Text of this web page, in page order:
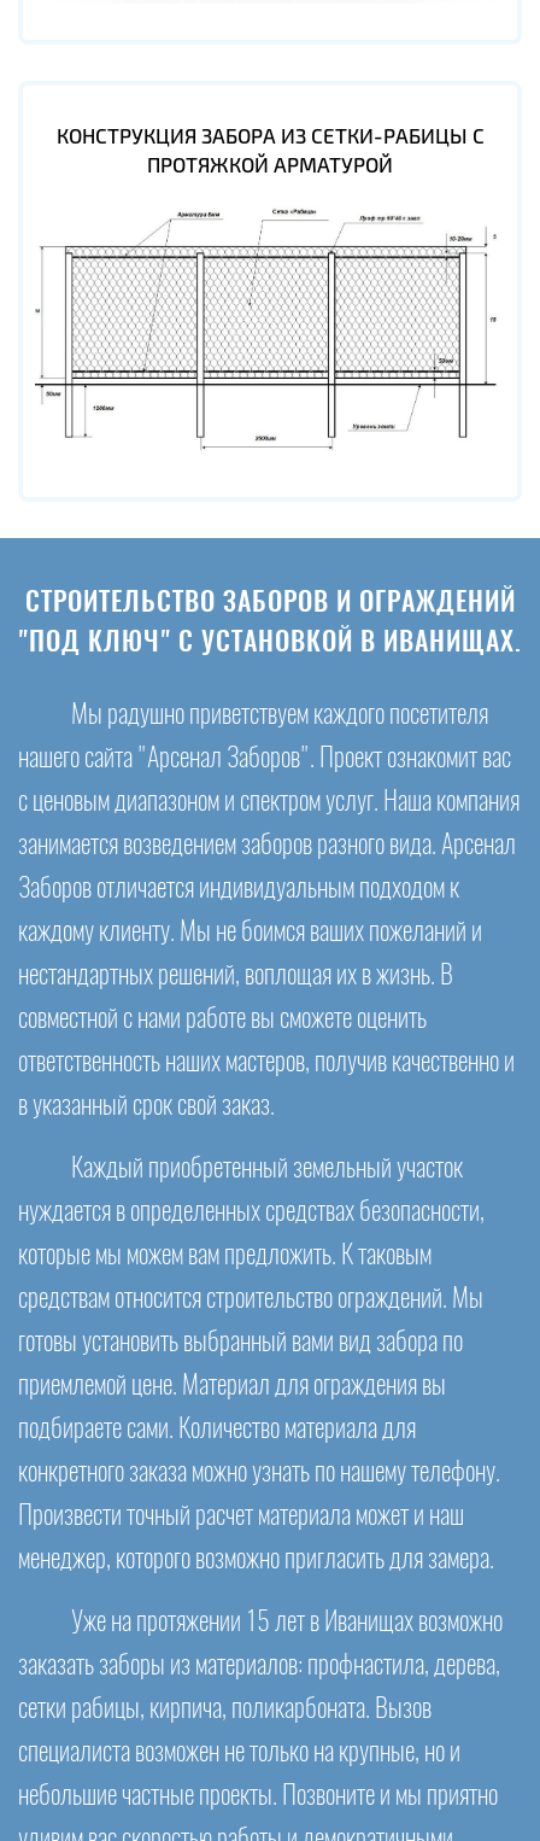
КОНСТРУКЦИЯ ЗАБОРА ИЗ СЕТКИ-РАБИЦЫ С
ПРОТЯЖКОЙ АРМАТУРОЙ
СТРОИТЕЛЬСТВО ЗАБОРОВ И ОГРАЖДЕНИЙ
"ПОД КЛЮЧ" С УСТАНОВКОЙ В ИВАНИЩАХ.
Мы радушно приветствуем каждого посетителя
нашего сайта "Арсенал Заборов". Проект ознакомит вас
с ценовым диапазоном и спектром услуг. Наша компания
занимается возведением заборов разного вида. Арсенал
Заборов отличается индивидуальным подходом к
каждому клиенту. Мы не боимся ваших пожеланий и
нестандартных решений, воплощая их в жизнь. В
совместной с нами работе вы сможете оценить
ответственность наших мастеров, получив качественно и
в указанный срок свой заказ.
Каждый приобретенный земельный участок
нуждается в определенных средствах безопасности,
которые мы можем вам предложить. К таковым
средствам относится строительство ограждений. Мы
готовы установить выбранный вами вид забора по
приемлемой цене. Материал для ограждения вы
подбираете сами. Количество материала для
конкретного заказа можно узнать по нашему телефону.
Произвести точный расчет материала может и наш
менеджер, которого возможно пригласить для замера.
Уже на протяжении 15 лет в Иванищах возможно
заказать заборы из материалов: профнастила, дерева,
сетки рабицы, кирпича, поликарбоната. Вызов
специалиста возможен не только на крупные, но и
небольшие частные проекты. Позвоните и мы приятно